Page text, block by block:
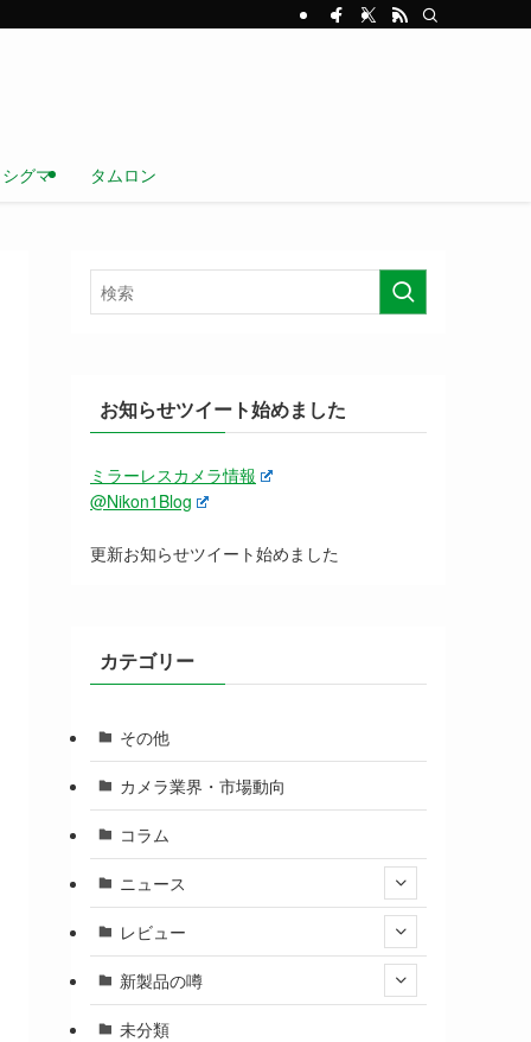
シグマ タムロン
お知らせツイート始めました
ミラーレスカメラ情報
@Nikon1Blog
更新お知らせツイート始めました
カテゴリー
その他
カメラ業界・市場動向
コラム
ニュース
レビュー
新製品の噂
未分類